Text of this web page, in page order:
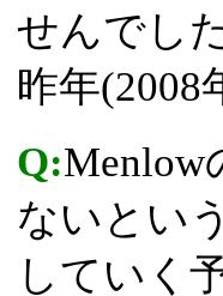
せんでし
昨年
Q:
ないとい
していく